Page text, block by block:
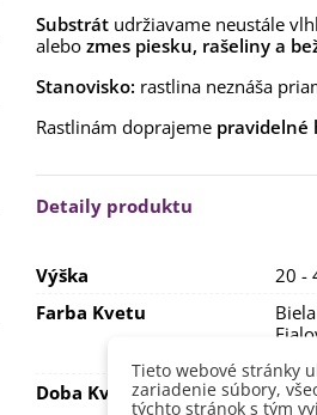
1,53 €
Ľalia Canova - Lilium -
cibuľoviny - 1 ks
2,69 € 3,85 € -30%
Begónia plnokvetá žltá -
Begonia superba -...
2,69 €
Eukalyptus Baby Blue -
Blahovičník - Eukalyptus...
4,08 €
Substrát udržiavame neustále
alebo zmes piesku, rašeliny a
Stanovisko: rastlina neznáša
Rastlinám doprajeme pravidelné
Detaily produktu
Výška
20 -
Farba Kvetu
Biela
Doba Kvitnutia
Tieto webové stránky
zariadenie súbory,
týchto stránok s tým